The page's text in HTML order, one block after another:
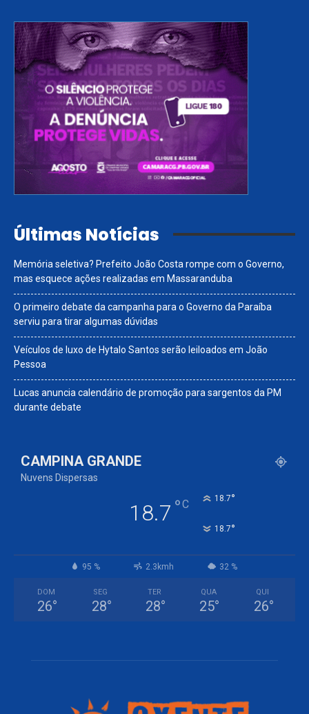
Últimas Notícias
Memória seletiva? Prefeito João Costa rompe com o Governo,
mas esquece ações realizadas em Massaranduba
O primeiro debate da campanha para o Governo da Paraíba
serviu para tirar algumas dúvidas
Veículos de luxo de Hytalo Santos serão leiloados em João
Pessoa
Lucas anuncia calendário de promoção para sargentos da PM
durante debate
CAMPINA GRANDE
Nuvens Dispersas
18.7 °C 18.7°
18.7°
95 % 2.3kmh 32 %
DOM
26°
SEG
28°
TER
28°
QUA
25°
QUI
26°